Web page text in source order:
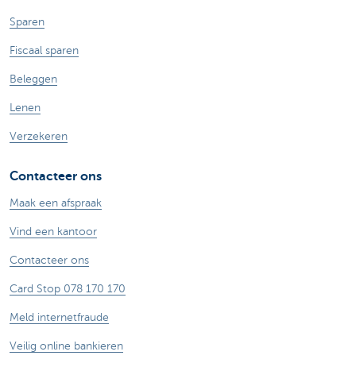
Sparen
Fiscaal sparen
Beleggen
Lenen
Verzekeren
Contacteer ons
Maak een afspraak
Vind een kantoor
Contacteer ons
Card Stop 078 170 170
Meld internetfraude
Veilig online bankieren